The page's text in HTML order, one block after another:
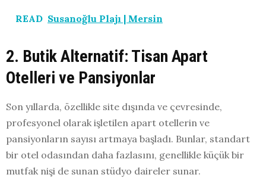
READ Susanoğlu Plajı | Mersin
2. Butik Alternatif: Tisan Apart
Otelleri ve Pansiyonlar
Son yıllarda, özellikle site dışında ve çevresinde,
profesyonel olarak işletilen apart otellerin ve
pansiyonların sayısı artmaya başladı. Bunlar, standart
bir otel odasından daha fazlasını, genellikle küçük bir
mutfak nişi de sunan stüdyo daireler sunar.